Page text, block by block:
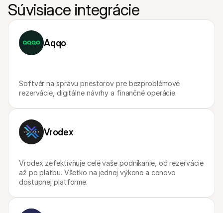
Súvisiace integrácie
Aqqo
Softvér na správu priestorov pre bezproblémové
rezervácie, digitálne návrhy a finančné operácie.
Vrodex
Vrodex zefektívňuje celé vaše podnikanie, od rezervácie
až po platbu. Všetko na jednej výkone a cenovo
dostupnej platforme.
Kontakt
Pre nakupujúcich
Zistite, prečo sa Mollie objavila vo vašom bankovom výpise
Pre zákazníkov Mollie
Kontaktujte náš tím zákazníckej podpory
Kontaktujte obchodné oddelenie
Zistite, ako môžeme pomôcť vašej firme